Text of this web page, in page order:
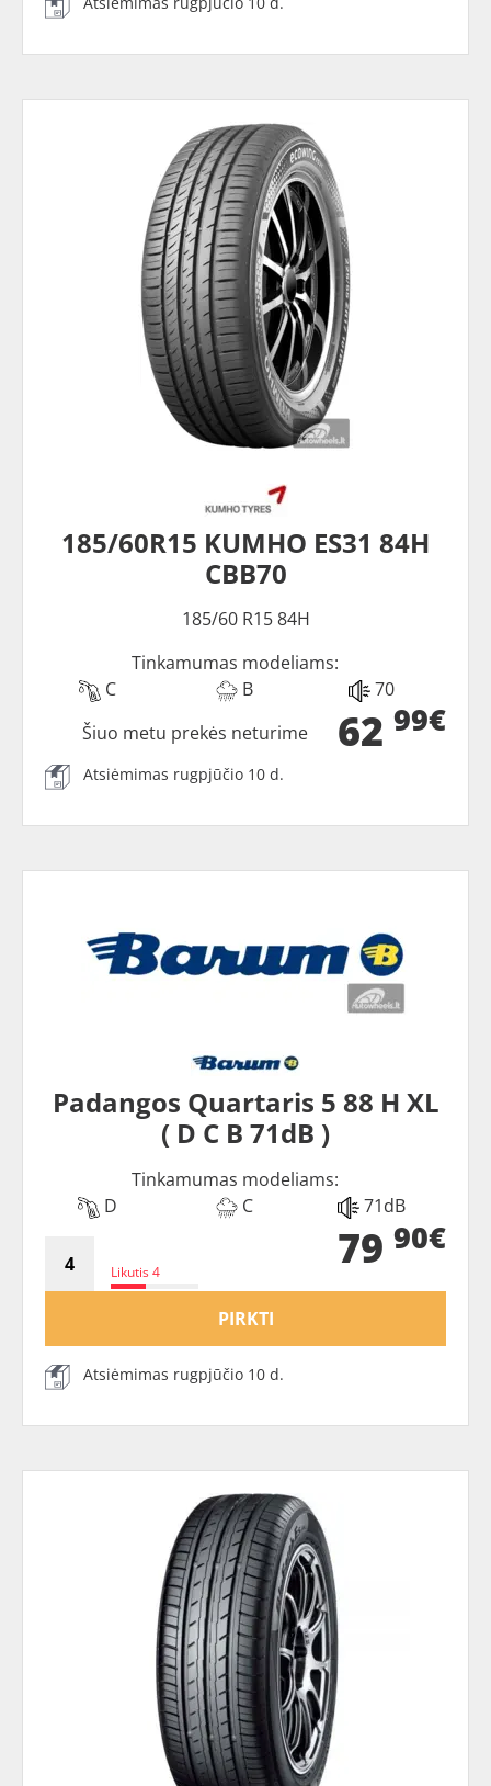
185/60R15 KUMHO ES31 84H
CBB70
185/60 R15 84H
Tinkamumas modeliams:
C
B 70
62 99€
Šiuo metu prekės neturime
Atsiėmimas rugpjūčio 10 d.
Padangos Quartaris 5 88 H XL
( D C B 71dB )
Tinkamumas modeliams:
D
C 71dB
Likutis 4 79 90€
PIRKTI
Atsiėmimas rugpjūčio 10 d.